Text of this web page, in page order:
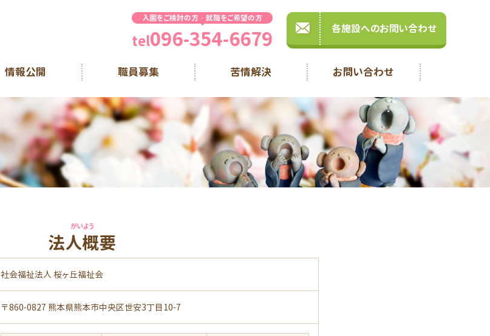
入園をご検討の方・就職をご希望の方
tel096-354-6679 各施設へのお問い合わせ
情報公開 職員募集 苦情解決 お問い合わせ
がいよう
法人概要
社会福祉法人 桜ヶ丘福祉会
〒860-0827 熊本県熊本市中央区世安3丁目10-7